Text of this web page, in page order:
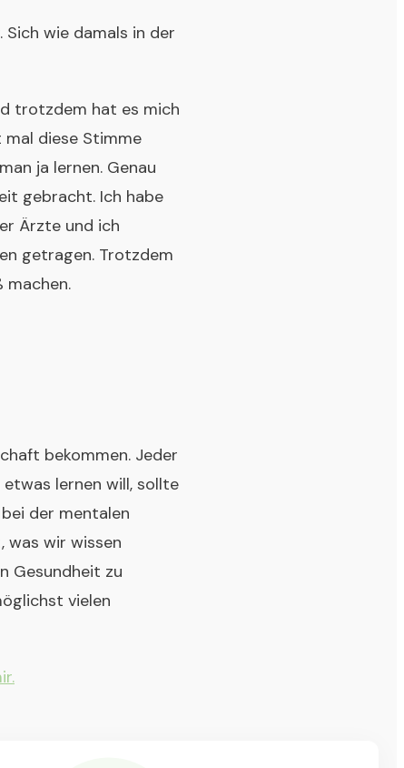
wie damals in der
trotzdem hat es mich
diese Stimme
ja lernen. Genau
gebracht. Ich habe
Ärzte und ich
getragen. Trotzdem
machen.
bekommen. Jeder
lernen will, sollte
der mentalen
was wir wissen
Gesundheit zu
vielen